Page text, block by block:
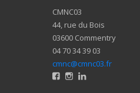
CMNC03
44, rue du Bois
03600 Commentry
04 70 34 39 03
cmnc@cmnc03.fr